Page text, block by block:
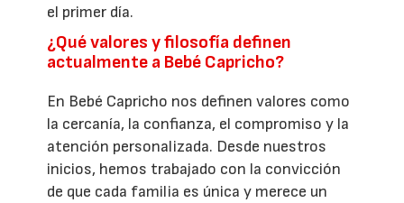
el primer día.
¿Qué valores y filosofía definen
actualmente a Bebé Capricho?
En Bebé Capricho nos definen valores como
la cercanía, la confianza, el compromiso y la
atención personalizada. Desde nuestros
inicios, hemos trabajado con la convicción
de que cada familia es única y merece un